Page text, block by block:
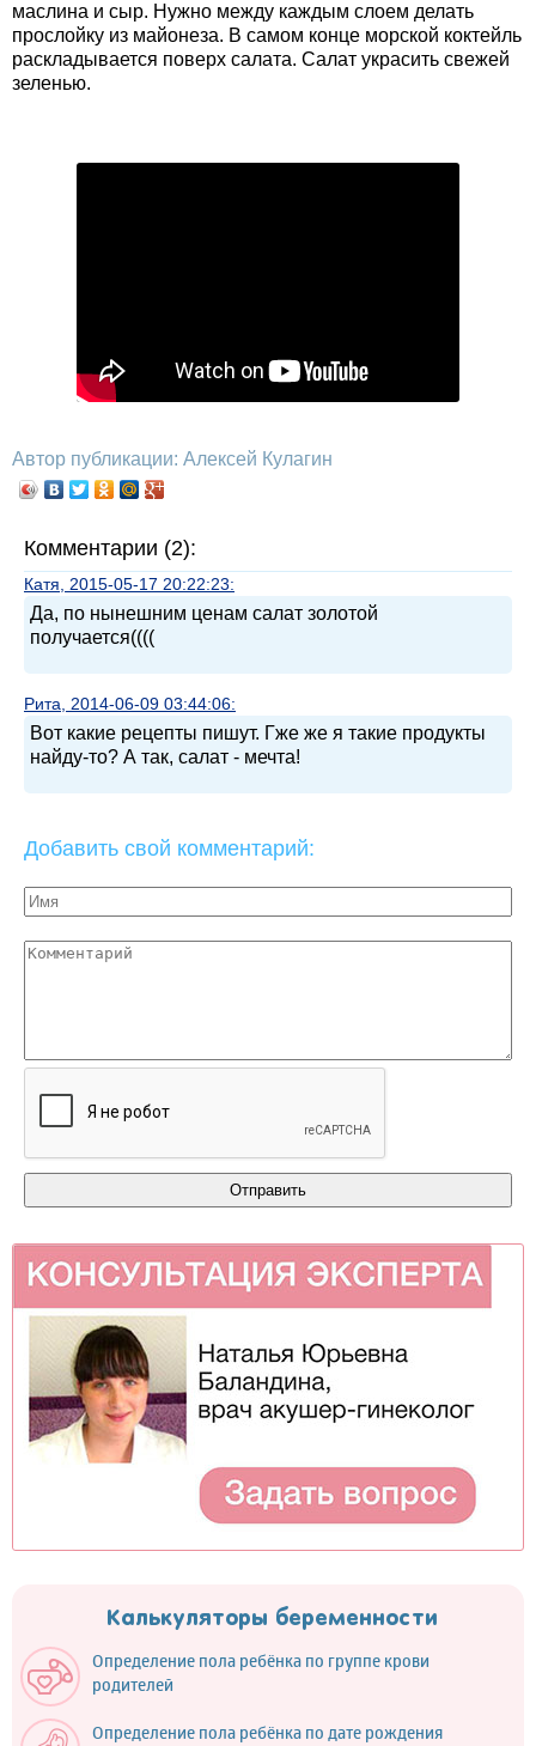
маслина и сыр. Нужно между каждым слоем делать
прослойку из майонеза. В самом конце морской коктейль
раскладывается поверх салата. Салат украсить свежей
зеленью.
Автор публикации: Алексей Кулагин
Комментарии (2):
Катя, 2015-05-17 20:22:23:
Да, по нынешним ценам салат золотой
получается((((
Рита, 2014-06-09 03:44:06:
Вот какие рецепты пишут. Гже же я такие продукты
найду-то? А так, салат - мечта!
Добавить свой комментарий:
Калькуляторы беременности
Определение пола ребёнка по группе крови
родителей
Определение пола ребёнка по дате рождения